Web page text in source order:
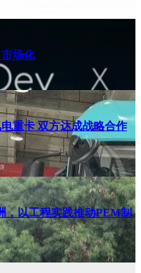
场化
重卡 双方达成战略合作
，以工程实践推动PEM制